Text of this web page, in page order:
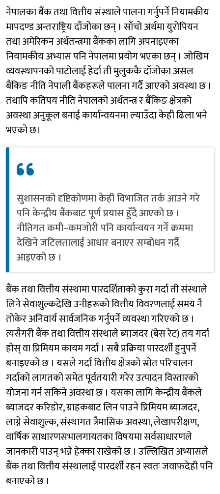
नेपालका बैंक तथा वित्तीय संस्थाले पालना गर्नुपर्ने नियामकीय
मापदण्ड अन्तराष्ट्रिय दाँजोका छन् । साँचो अर्थमा युरोपियन
तथा अमेरिकन अर्थतन्त्रमा बैंकका लागि अपनाइएका
नियामकीय अभ्यास पनि नेपालमा प्रयोग भएका छन् । जोखिम
व्यवस्थापनको पाटोलाई हेर्दा ती मुलुककै दाँजोका असल
बैंकिङ नीति नेपाली बैंकहरूले पालना गर्दै आएको अवस्था छ ।
तथापि कतिपय नीति नेपालको अर्थतन्त्र र बैंकिङ क्षेत्रको
अवस्था अनुकूल बनाई कार्यान्वयनमा ल्याउँदा केही ढिला भने
भएको छ।
सुशासनको दृष्टिकोणमा केही विभाजित तर्क आउने गरे
पनि केन्द्रीय बैंकबाट पूर्ण प्रयास हुँदै आएको छ ।
नीतिगत कमी–कमजोरी पनि कार्यान्वयन गर्ने क्रममा
देखिने जटिलतालाई आधार बनाएर सम्बोधन गर्दै
आइएको छ ।
बैंक तथा वित्तीय संस्थामा पारदर्शिताको कुरा गर्दा ती संस्थाले
लिने सेवाशुल्कदेखि उनीहरूको वित्तीय विवरणलाई समय नै
तोकेर अनिवार्य सार्वजनिक गर्नुपर्ने व्यवस्था गरिएको छ ।
त्यसैगरी बैंक तथा वित्तीय संस्थाले ब्याजदर (बेस रेट) तय गर्दा
होस् वा प्रिमियम कायम गर्दा । सबै प्रक्रिया पारदर्शी हुनुपर्ने
बनाइएको छ । यसले गर्दा वित्तीय क्षेत्रको स्रोत परिचालन
गर्दाको लागतको समेत पूर्वतयारी गरेर उत्पादन विस्तारको
योजना गर्न सकिने अवस्था छ । यसका लागि केन्द्रीय बैंकले
ब्याजदर करिडोर, ग्राहकबाट लिन पाउने प्रिमियम ब्याजदर,
लाग्ने सेवाशुल्क, संस्थागत त्रैमासिक अवस्था, लेखापरीक्षण,
वार्षिक साधारणसभालगायतका विषयमा सर्वसाधारणले
जानकारी पाउन् भन्ने हेक्का राखेको छ । उल्लिखित अभ्यासले
बैंक तथा वित्तीय संस्थालाई पारदर्शी रहन स्वतः जवाफदेही पनि
बनाएको छ ।